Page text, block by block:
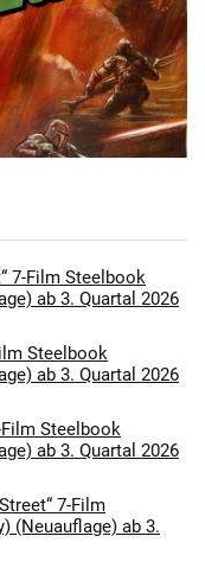
7-Film Steelbook
ab 3. Quartal 2026
Steelbook
ab 3. Quartal 2026
Film Steelbook
ab 3. Quartal 2026
7-Film
(Neuauflage) ab 3.